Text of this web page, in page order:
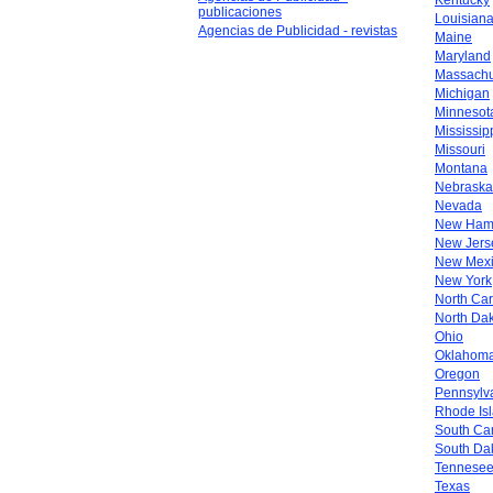
publicaciones
Agencias de Publicidad - revistas
Louisiana
Maine
Maryland
Michigan
Missouri
Montana
Nebraska
Nevada
New
New
New
New York
North
North
Ohio
Oregon
Rhode
South
South
Tennesee
Texas